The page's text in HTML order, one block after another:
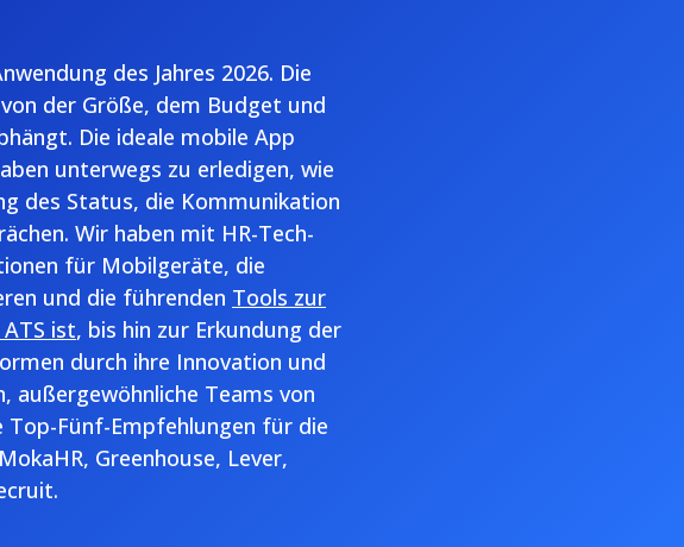
des Jahres 2026. Die
der Größe, dem Budget und
Die ideale mobile App
unterwegs zu erledigen, wie
des Status, die Kommunikation
Wir haben mit HR-Tech-
für Mobilgeräte, die
und die führenden Tools zur
ist, bis hin zur Erkundung der
durch ihre Innovation und
außergewöhnliche Teams von
Top-Fünf-Empfehlungen für die
Greenhouse, Lever,